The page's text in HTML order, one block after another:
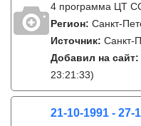
4 программа ЦТ
Регион: Санкт-
Источник: Санкт-
Добавил на сайт:
23:21:33)
21-10-1991 - 27-